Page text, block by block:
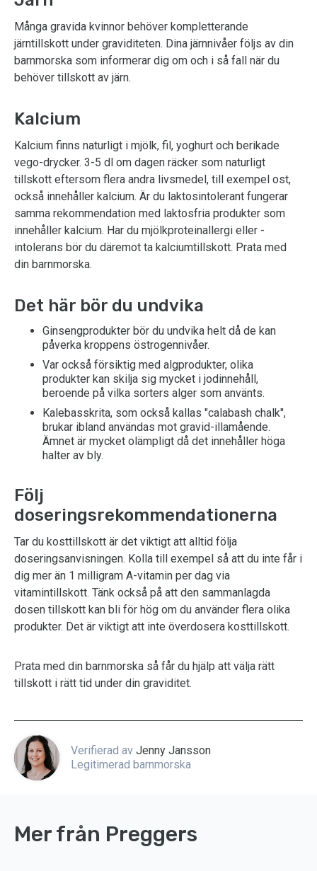
Många gravida kvinnor behöver kompletterande
järntillskott under graviditeten. Dina järnnivåer följs av din
barnmorska som informerar dig om och i så fall när du
behöver tillskott av järn.
Kalcium
Kalcium finns naturligt i mjölk, fil, yoghurt och berikade
vego-drycker. 3-5 dl om dagen räcker som naturligt
tillskott eftersom flera andra livsmedel, till exempel ost,
också innehåller kalcium. Är du laktosintolerant fungerar
samma rekommendation med laktosfria produkter som
innehåller kalcium. Har du mjölkproteinallergi eller -
intolerans bör du däremot ta kalciumtillskott. Prata med
din barnmorska.
Det här bör du undvika
Ginsengprodukter bör du undvika helt då de kan
påverka kroppens östrogennivåer.
Var också försiktig med algprodukter, olika
produkter kan skilja sig mycket i jodinnehåll,
beroende på vilka sorters alger som använts.
Kalebasskrita, som också kallas "calabash chalk",
brukar ibland användas mot gravid-illamående.
Ämnet är mycket olämpligt då det innehåller höga
halter av bly.
Följ
doseringsrekommendationerna
Tar du kosttillskott är det viktigt att alltid följa
doseringsanvisningen. Kolla till exempel så att du inte får i
dig mer än 1 milligram A-vitamin per dag via
vitamintillskott. Tänk också på att den sammanlagda
dosen tillskott kan bli för hög om du använder flera olika
produkter. Det är viktigt att inte överdosera kosttillskott.
Prata med din barnmorska så får du hjälp att välja rätt
tillskott i rätt tid under din graviditet.
Verifierad av Jenny Jansson
Legitimerad barnmorska
Mer från Preggers